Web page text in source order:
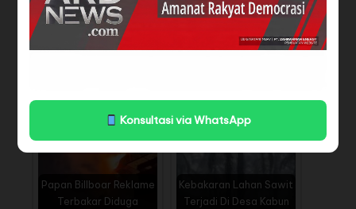
Konsultasi via WhatsApp
Diduga Dibakar Pemilik
SI JAGO MERAH
MENGAMUK LAPAK
Papan Billboar Reklame
Terbakar Diduga
Kebakaran Lahan Sawit
Terjadi Di Desa Kabun